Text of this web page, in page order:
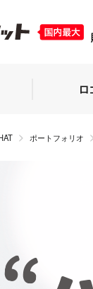
ポートフォリオ